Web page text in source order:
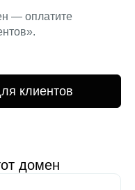
— оплатите
клиентов
домен